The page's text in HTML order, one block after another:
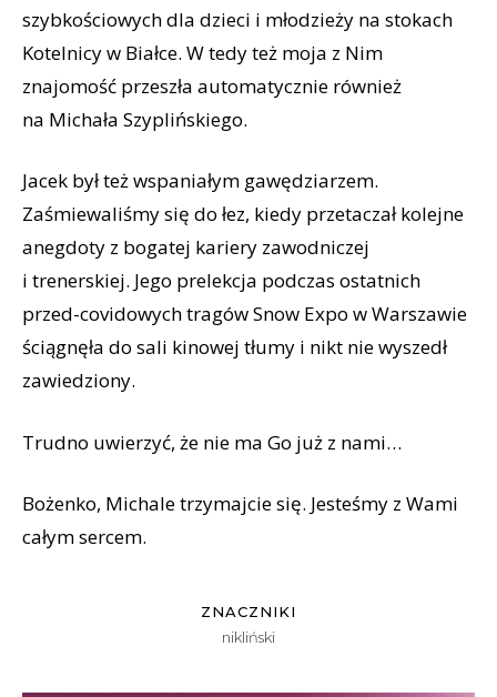
szybkościowych dla dzieci i młodzieży na stokach
Kotelnicy w Białce. W tedy też moja z Nim
znajomość przeszła automatycznie również
na Michała Szyplińskiego.
Jacek był też wspaniałym gawędziarzem.
Zaśmiewaliśmy się do łez, kiedy przetaczał kolejne
anegdoty z bogatej kariery zawodniczej
i trenerskiej. Jego prelekcja podczas ostatnich
przed-covidowych tragów Snow Expo w Warszawie
ściągnęła do sali kinowej tłumy i nikt nie wyszedł
zawiedziony.
Trudno uwierzyć, że nie ma Go już z nami…
Bożenko, Michale trzymajcie się. Jesteśmy z Wami
całym sercem.
ZNACZNIKI
nikliński